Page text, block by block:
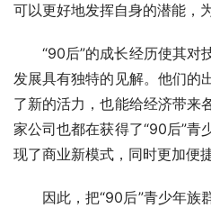
可以更好地发挥自身的潜能，
“90后”的成长经历使其对
发展具有独特的见解。他们的
了新的活力，也能给经济带来
家公司也都在获得了“90后”青
现了商业新模式，同时更加便
因此，把“90后”青少年族